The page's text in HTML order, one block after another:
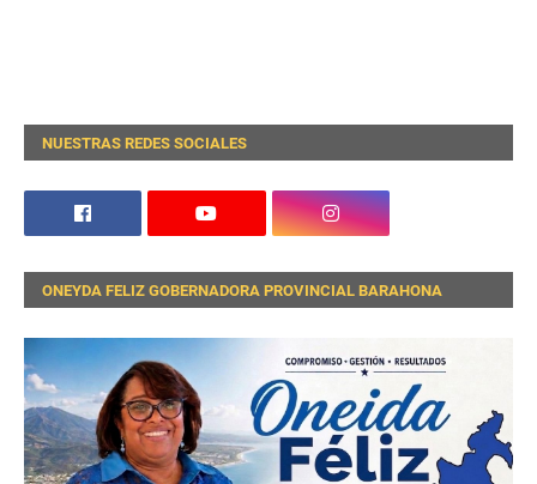
NUESTRAS REDES SOCIALES
ONEYDA FELIZ GOBERNADORA PROVINCIAL BARAHONA